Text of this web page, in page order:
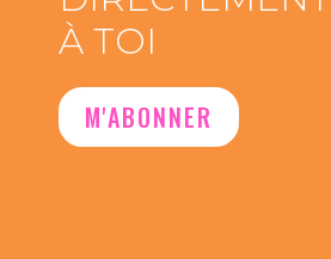
À TOI
M'ABONNER